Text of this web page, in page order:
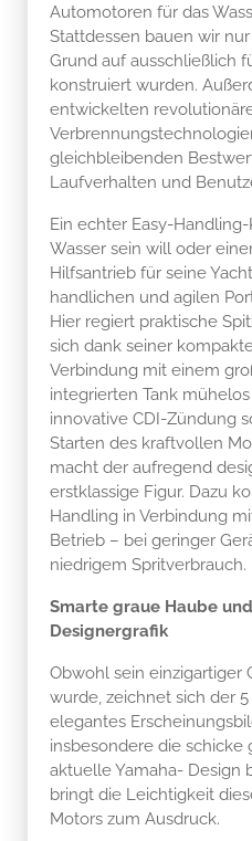
Automotoren für das
Stattdessen bauen wir
Grund auf ausschließlich
konstruiert wurden.
entwickelten
gleichbleibenden
Laufverhalten und
Ein echter Easy-
Wasser sein will oder
Hilfsantrieb für seine
handlichen und agilen
Hier regiert praktische
sich dank seiner
Verbindung mit einem
integrierten Tank
innovative CDI-Zündung
Starten des kraftvollen
macht der aufregend
erstklassige Figur. Dazu
Handling in Verbindung
Betrieb – bei geringer
niedrigem Spritverbrauch.
Smarte graue Haube
Designergrafik
Obwohl sein einzigartiger
wurde, zeichnet sich der
elegantes
insbesondere die schicke
aktuelle Yamaha- Design
bringt die Leichtigkeit
Motors zum Ausdruck.